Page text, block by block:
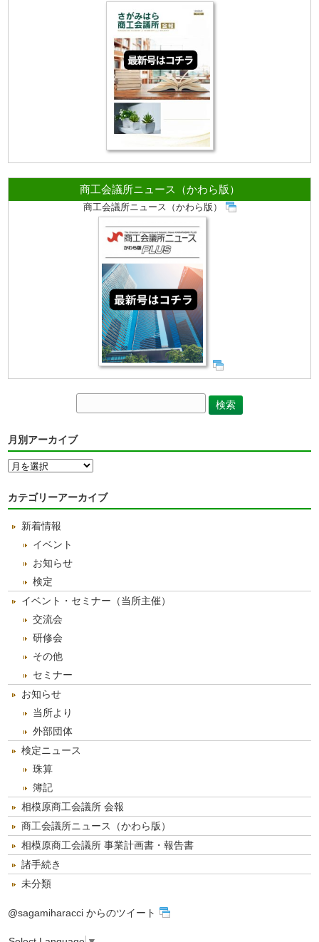
商工会議所ニュース（かわら版）
商工会議所ニュース（かわら版）
月別アーカイブ
月
ー
イ
カテゴリーアーカイブ
新着情報
イベント
お知らせ
検定
イベント・セミナー（当所主催）
交流会
研修会
その他
セミナー
お知らせ
当所より
外部団体
検定ニュース
珠算
簿記
相模原商工会議所 会報
商工会議所ニュース（かわら版）
相模原商工会議所 事業計画書・報告書
諸手続き
未分類
@sagamiharacci からのツイート